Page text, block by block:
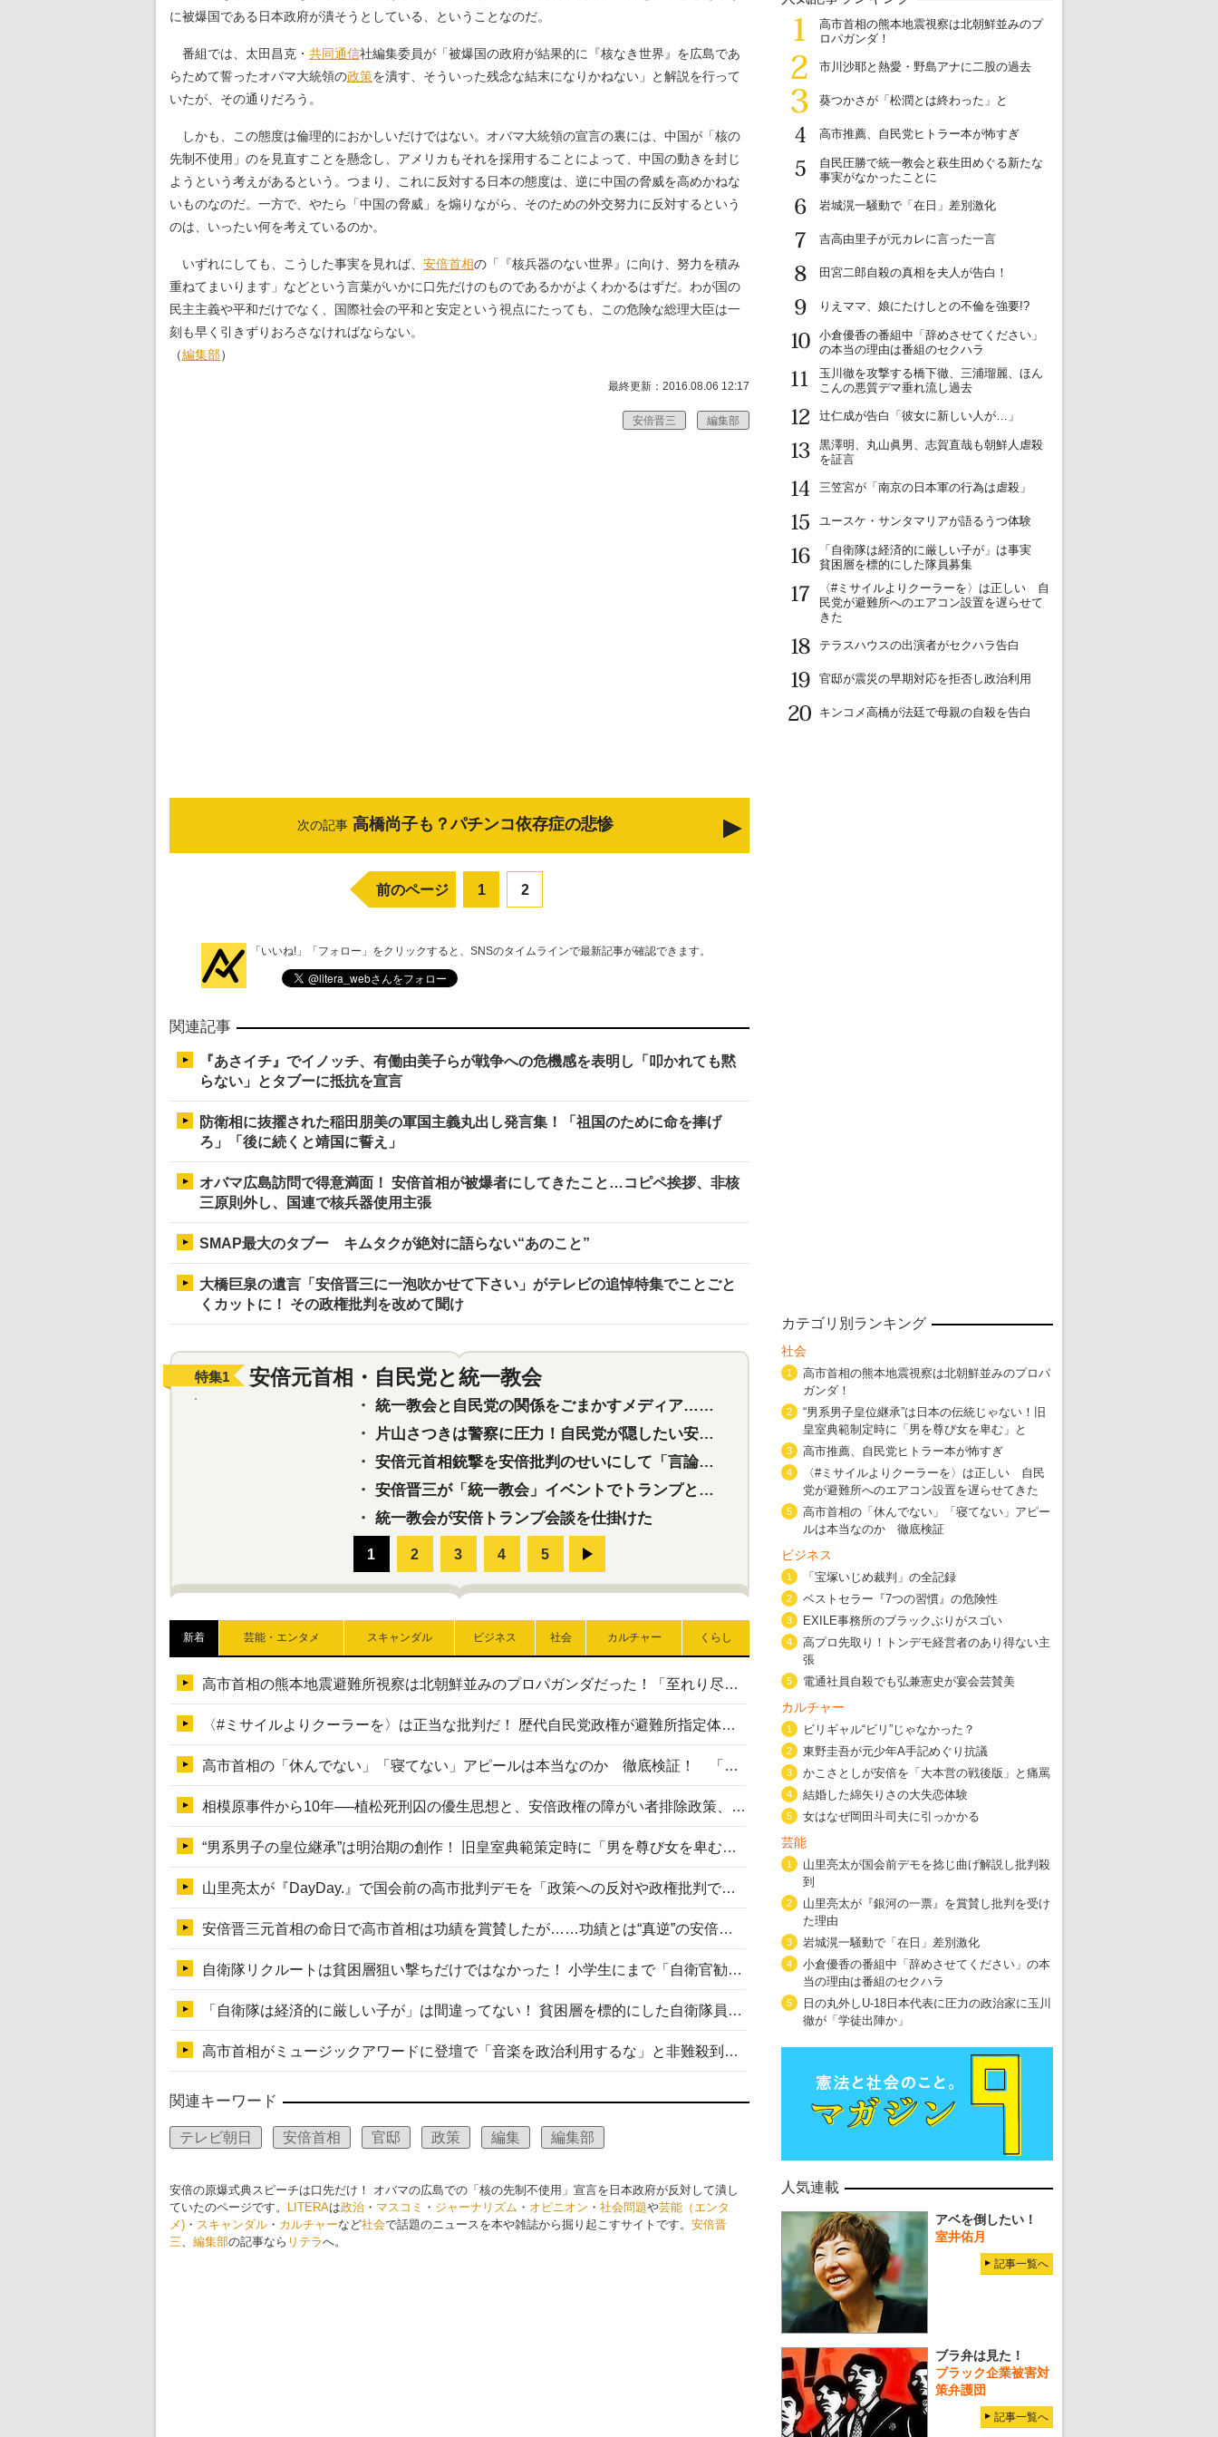
に被爆国である日本政府が潰そうとしている、ということなのだ。
番組では、太田昌克・ 共同通信社編集委員が「被爆国の政府が結果的に『核なき世界』を広島であ
らためて誓ったオバマ大統領の政策を潰す、そういった残念な結末になりかねない」と解説を行って
いたが、その通りだろう。
しかも、この態度は倫理的におかしいだけではない。オバマ大統領の宣言の裏には、中国が「核の
先制不使用」のを見直すことを懸念し、アメリカもそれを採用することによって、中国の動きを封じ
ようという考えがあるという。つまり、これに反対する日本の態度は、逆に中国の脅威を高めかねな
いものなのだ。一方で、やたら「中国の脅威」を煽りながら、そのための外交努力に反対するという
のは、いったい何を考えているのか。
いずれにしても、こうした事実を見れば、 安倍首相の「『核兵器のない世界』に向け、努力を積み
重ねてまいります」などという言葉がいかに口先だけのものであるかがよくわかるはずだ。わが国の
民主主義や平和だけでなく、国際社会の平和と安定という視点にたっても、この危険な総理大臣は一
刻も早く引きずりおろさなければならない。
（編集部）
最終更新：2016.08.06 12:17
安倍晋三 編集部
次の記事 高橋尚子も？パチンコ依存症の悲惨
前のページ 1 2
「いいね!」「フォロー」をクリックすると、SNSのタイムラインで最新記事が確認できます。
関連記事
『あさイチ』でイノッチ、有働由美子らが戦争への危機感を表明し「叩かれても黙
らない」とタブーに抵抗を宣言
防衛相に抜擢された稲田朋美の軍国主義丸出し発言集！「祖国のために命を捧げ
ろ」「後に続くと靖国に誓え」
オバマ広島訪問で得意満面！ 安倍首相が被爆者にしてきたこと…コピペ挨拶、非核
三原則外し、国連で核兵器使用主張
SMAP最大のタブー キムタクが絶対に語らない“あのこと”
大橋巨泉の遺言「安倍晋三に一泡吹かせて下さい」がテレビの追悼特集でことごと
くカットに！ その政権批判を改めて聞け
特集1 安倍元首相・自民党と統一教会
・ 統一教会と自民党の関係をごまかすメディア…民放は有田芳生に発言自粛を要求
・
片山さつきは警察に圧力！自民党が隠したい安倍元首相と統一教会の深い関係
・ 安倍元首相銃撃を安倍批判のせいにして「言論封殺」に利用する自民党応援団
・ 安倍晋三が「統一教会」イベントでトランプと演説！同性婚や夫婦別姓を攻撃
・ 統一教会が安倍トランプ会談を仕掛けた
特集2 東京五輪強行開催特別企画 大ウソだら
・ 五輪入場行進にすぎやまこういちの曲、杉田水脈の
・ 大ウソだらけの東京五輪！ 安倍・菅・森はどんな嘘を
五輪サッカー・久保建英が南アの陽性者に「僕らに損ではない
・ 五輪関係者が入国当日、築地を散歩！
・
五輪でIOCラウンジ以外にVIPルーム、広告代理店は物品購入
新着 芸能・エンタメ スキャンダル ビジネス 社会 カルチャー くらし
高市首相の熊本地震避難所視察は北朝鮮並みのプロパガンダだった！「至れり尽くせり」の選ばれた避難所の一方で実態は…
〈#ミサイルよりクーラーを〉は正当な批判だ！ 歴代自民党政権が避難所指定体育館へのエアコン設置を遅らせてきた客観的事実
高市首相の「休んでない」「寝てない」アピールは本当なのか 徹底検証！ 「資料読み込み」「アイロンがけ」も矛盾だらけ…
相模原事件から10年──植松死刑囚の優生思想と、安倍政権の障がい者排除政策、右派勢力の差別主義との関係を改めて問う
“男系男子の皇位継承”は明治期の創作！ 旧皇室典範策定時に「男を尊び女を卑むの慣習、人民の脳髄」とトンデモ論で女性天皇を否定
山里亮太が『DayDay.』で国会前の高市批判デモを「政策への反対や政権批判でない」と捻じ曲げ解説 デモ参加者から批判殺到
安倍晋三元首相の命日で高市首相は功績を賞賛したが……功績とは“真逆”の安倍元首相のトンデモ発言を振り返る
自衛隊リクルートは貧困層狙い撃ちだけではなかった！ 小学生にまで「自衛官勧誘」目的のパンフレット作成
「自衛隊は経済的に厳しい子が」は間違ってない！ 貧困層を標的にした自衛隊員募集、やす子、山上被告も…日本でも進む“経済的徴兵制”
高市首相がミュージックアワードに登壇で「音楽を政治利用するな」と非難殺到！ MAJの国策的本質を批判する声も
関連キーワード
テレビ朝日 安倍首相 官邸 政策 編集 編集部
安倍の原爆式典スピーチは口先だけ！ オバマの広島での「核の先制不使用」宣言を日本政府が反対して潰し
ていたのページです。
LITERAは政治 ・ マスコミ ・ ジャーナリズム ・ オピニオン ・ 社会問題や芸能（エンタ
メ) ・ スキャンダル ・ カルチャーなど社会で話題のニュースを本や雑誌から掘り起こすサイトです。 安倍晋
三、 編集部の記事なら リテラへ。
1
高市首相の熊本地震視察は北朝鮮並みのプ
ロパガンダ！
2
市川沙耶と熱愛・野島アナに二股の過去
3
葵つかさが「松潤とは終わった」と
4
高市推薦、自民党ヒトラー本が怖すぎ
5
自民圧勝で統一教会と萩生田めぐる新たな
事実がなかったことに
6
岩城滉一騒動で「在日」差別激化
7
吉高由里子が元カレに言った一言
8
田宮二郎自殺の真相を夫人が告白！
9
りえママ、娘にたけしとの不倫を強要!?
10
小倉優香の番組中「辞めさせてください」
の本当の理由は番組のセクハラ
11
玉川徹を攻撃する橋下徹、三浦瑠麗、ほん
こんの悪質デマ垂れ流し過去
12
辻仁成が告白「彼女に新しい人が…」
13
黒澤明、丸山眞男、志賀直哉も朝鮮人虐殺
を証言
14
三笠宮が「南京の日本軍の行為は虐殺」
15
ユースケ・サンタマリアが語るうつ体験
16
「自衛隊は経済的に厳しい子が」は事実
貧困層を標的にした隊員募集
17
〈#ミサイルよりクーラーを〉は正しい 自
民党が避難所へのエアコン設置を遅らせて
きた
18
テラスハウスの出演者がセクハラ告白
19
官邸が震災の早期対応を拒否し政治利用
20
キンコメ高橋が法廷で母親の自殺を告白
カテゴリ別ランキング
社会
1
高市首相の熊本地震視察は北朝鮮並みのプロパ
ガンダ！
2
“男系男子皇位継承”は日本の伝統じゃない！旧
皇室典範制定時に「男を尊び女を卑む」と
3 高市推薦、自民党ヒトラー本が怖すぎ
4
〈#ミサイルよりクーラーを〉は正しい 自民
党が避難所へのエアコン設置を遅らせてきた
5
高市首相の「休んでない」「寝てない」アピー
ルは本当なのか 徹底検証
ビジネス
1 「宝塚いじめ裁判」の全記録
2 ベストセラー『7つの習慣』の危険性
3 EXILE事務所のブラックぶりがスゴい
4
高プロ先取り！トンデモ経営者のあり得ない主
張
5 電通社員自殺でも弘兼憲史が宴会芸賛美
カルチャー
1 ビリギャル“ビリ”じゃなかった？
2 東野圭吾が元少年A手記めぐり抗議
3 かこさとしが安倍を「大本営の戦後版」と痛罵
4 結婚した綿矢りさの大失恋体験
5 女はなぜ岡田斗司夫に引っかかる
芸能
1
山里亮太が国会前デモを捻じ曲げ解説し批判殺
到
2
山里亮太が『銀河の一票』を賞賛し批判を受け
た理由
3 岩城滉一騒動で「在日」差別激化
4
小倉優香の番組中「辞めさせてください」の本
当の理由は番組のセクハラ
5
日の丸外しU-18日本代表に圧力の政治家に玉川
徹が「学徒出陣か」
人気連載
アベを倒したい！
室井佑月
記事一覧へ
ブラ弁は見た！
ブラック企業被害対
策弁護団
記事一覧へ